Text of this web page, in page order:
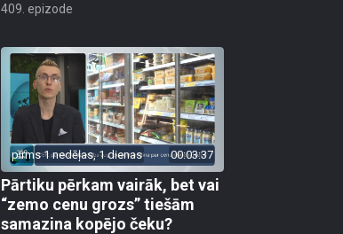
409. epizode
pirms 1 nedēļas, 1 dienas 00:03:37
Pārtiku pērkam vairāk, bet vai
“zemo cenu grozs” tiešām
samazina kopējo čeku?